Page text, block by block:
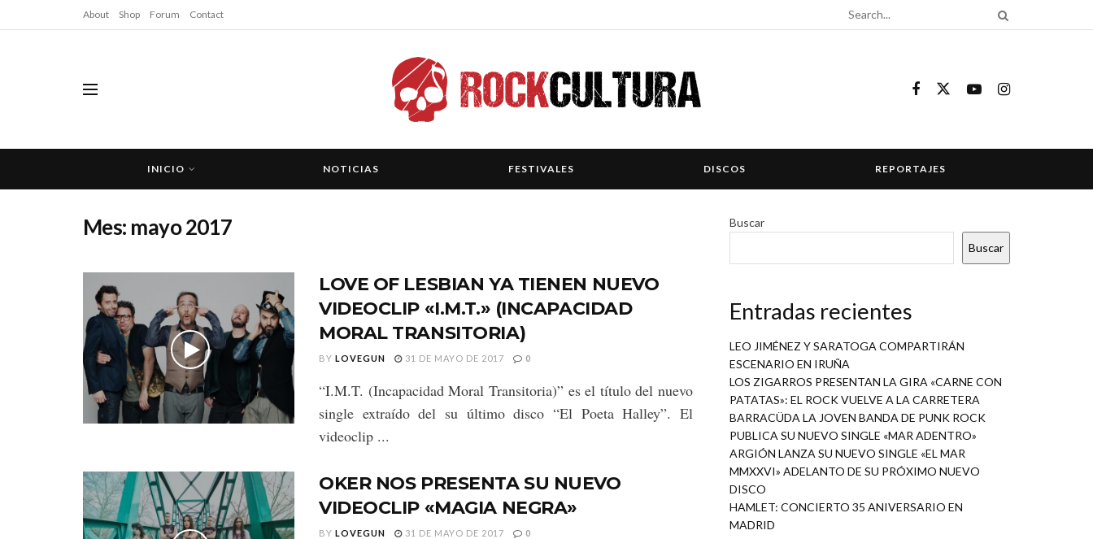
About Shop Forum Contact
INICIO NOTICIAS FESTIVALES DISCOS REPORTAJES
Mes: mayo 2017
LOVE OF LESBIAN YA TIENEN NUEVO
VIDEOCLIP «I.M.T.» (INCAPACIDAD
MORAL TRANSITORIA)
BY LOVEGUN 31 DE MAYO DE 2017 0
“I.M.T. (Incapacidad Moral Transitoria)” es el título del nuevo
single extraído del su último disco “El Poeta Halley”. El
videoclip ...
OKER NOS PRESENTA SU NUEVO
VIDEOCLIP «MAGIA NEGRA»
BY LOVEGUN 31 DE MAYO DE 2017 0
Buscar
Buscar
Entradas recientes
LEO JIMÉNEZ Y SARATOGA COMPARTIRÁN
ESCENARIO EN IRUÑA
LOS ZIGARROS PRESENTAN LA GIRA «CARNE CON
PATATAS»: EL ROCK VUELVE A LA CARRETERA
BARRACÜDA LA JOVEN BANDA DE PUNK ROCK
PUBLICA SU NUEVO SINGLE «MAR ADENTRO»
ARGIÓN LANZA SU NUEVO SINGLE «EL MAR
MMXXVI» ADELANTO DE SU PRÓXIMO NUEVO
DISCO
HAMLET: CONCIERTO 35 ANIVERSARIO EN
MADRID